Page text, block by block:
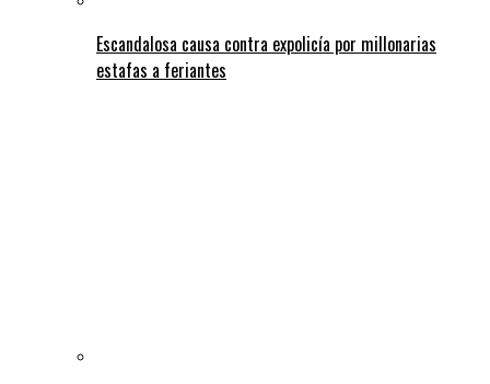
Escandalosa causa contra expolicía por millonarias
estafas a feriantes